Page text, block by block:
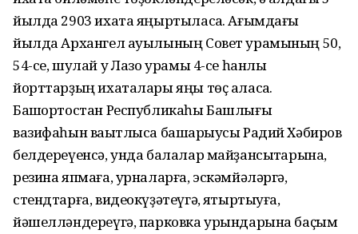
йылда 2903 ихата яңыртыласаҡ. Ағымдағы
йылда Архангел ауылының Совет урамының 50,
54-се, шулай уҡ Лазо урамы 4-се һанлы
йорттарҙың ихаталары яңы төҫ аласаҡ.
Башҡортостан Республикаһы Башлығы
вазифаһын ваҡытлыса башҡарыусы Радий Хәбиров
белдереүенсә, унда балалар майҙансыҡтарына,
резина япмаға, урналарға, эскәмйәләргә,
стендтарға, видеокүҙәтеүгә, яҡтыртыуға,
йәшелләндереүгә, парковка урындарына баҫым